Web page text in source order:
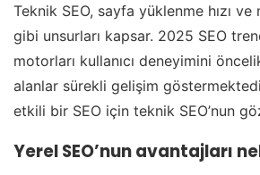
Teknik SEO, sayfa yüklenme hızı
gibi unsurları kapsar. 2025 SEO
motorları kullanıcı deneyimini
alanlar sürekli gelişim
etkili bir SEO için teknik SEO’nun
Yerel SEO’nun avantajları